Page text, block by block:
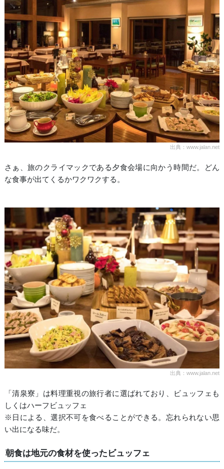
出典：www.jalan.net
さぁ、旅のクライマックである夕食会場に向かう時間だ。どん
な食事が出てくるかワクワクする。
出典：www.jalan.net
「清泉寮」は料理重視の旅行者に選ばれており、ビュッフェも
しくはハーフビュッフェ
※日による、選択不可を食べることができる。忘れられない思
い出になる味だ。
朝食は地元の食材を使ったビュッフェ